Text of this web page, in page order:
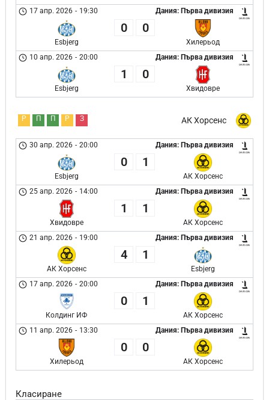
Дания: Първа дивизия
17 апр. 2026 - 19:30
Esbjerg
0 0
Хилерьод
Дания: Първа дивизия
10 апр. 2026 - 20:00
Esbjerg
1 0
Хвидовре
АК Хорсенс
Р П П Р З
Дания: Първа дивизия
30 апр. 2026 - 20:00
Esbjerg
0 1
АК Хорсенс
Дания: Първа дивизия
25 апр. 2026 - 14:00
Хвидовре
1 1
АК Хорсенс
Дания: Първа дивизия
21 апр. 2026 - 19:00
АК Хорсенс
4 1
Esbjerg
Дания: Първа дивизия
17 апр. 2026 - 20:00
Колдинг ИФ
0 1
АК Хорсенс
Дания: Първа дивизия
11 апр. 2026 - 13:30
Хилерьод
0 0
АК Хорсенс
Класиране